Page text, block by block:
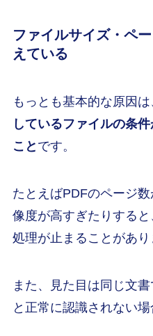
ファイルサイズ・ペ
えている
もっとも基本的な原因は
しているファイルの条
こと です。
たとえばPDFのページ
像度が高すぎたりする
処理が止まることがあり
また、見た目は同じ文
と正常に認識されない場